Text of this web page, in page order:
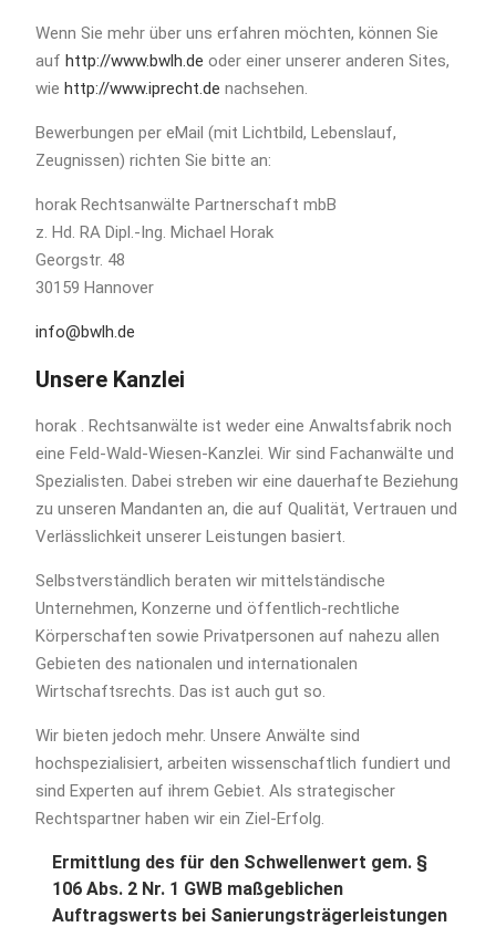
Wenn Sie mehr über uns erfahren möchten, können Sie
auf http://www.bwlh.de oder einer unserer anderen Sites,
wie http://www.iprecht.de nachsehen.
Bewerbungen per eMail (mit Lichtbild, Lebenslauf,
Zeugnissen) richten Sie bitte an:
horak Rechtsanwälte Partnerschaft mbB
z. Hd. RA Dipl.-Ing. Michael Horak
Georgstr. 48
30159 Hannover
info@bwlh.de
Unsere Kanzlei
horak . Rechtsanwälte ist weder eine Anwaltsfabrik noch
eine Feld-Wald-Wiesen-Kanzlei. Wir sind Fachanwälte und
Spezialisten. Dabei streben wir eine dauerhafte Beziehung
zu unseren Mandanten an, die auf Qualität, Vertrauen und
Verlässlichkeit unserer Leistungen basiert.
Selbstverständlich beraten wir mittelständische
Unternehmen, Konzerne und öffentlich-rechtliche
Körperschaften sowie Privatpersonen auf nahezu allen
Gebieten des nationalen und internationalen
Wirtschaftsrechts. Das ist auch gut so.
Wir bieten jedoch mehr. Unsere Anwälte sind
hochspezialisiert, arbeiten wissenschaftlich fundiert und
sind Experten auf ihrem Gebiet. Als strategischer
Rechtspartner haben wir ein Ziel-Erfolg.
Ermittlung des für den Schwellenwert gem. §
106 Abs. 2 Nr. 1 GWB maßgeblichen
Auftragswerts bei Sanierungsträgerleistungen